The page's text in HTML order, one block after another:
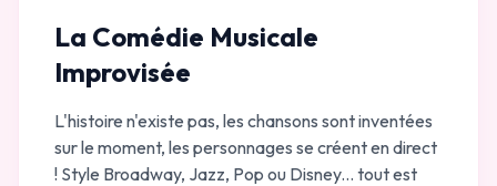
La Comédie Musicale
Improvisée
L'histoire n'existe pas, les chansons sont inventées
sur le moment, les personnages se créent en direct
! Style Broadway, Jazz, Pop ou Disney... tout est